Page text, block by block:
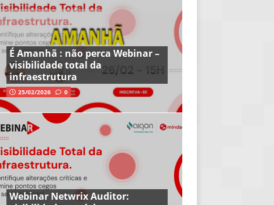
É Amanhã : não perca Webinar –
visibilidade total da
infraestrutura
25/02/2026 0
Webinar Netwrix Auditor: